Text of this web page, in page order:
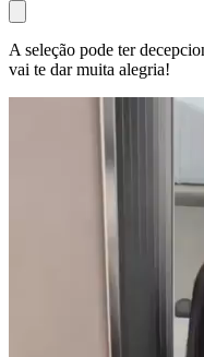
A seleção pode ter
vai te dar muita alegria!